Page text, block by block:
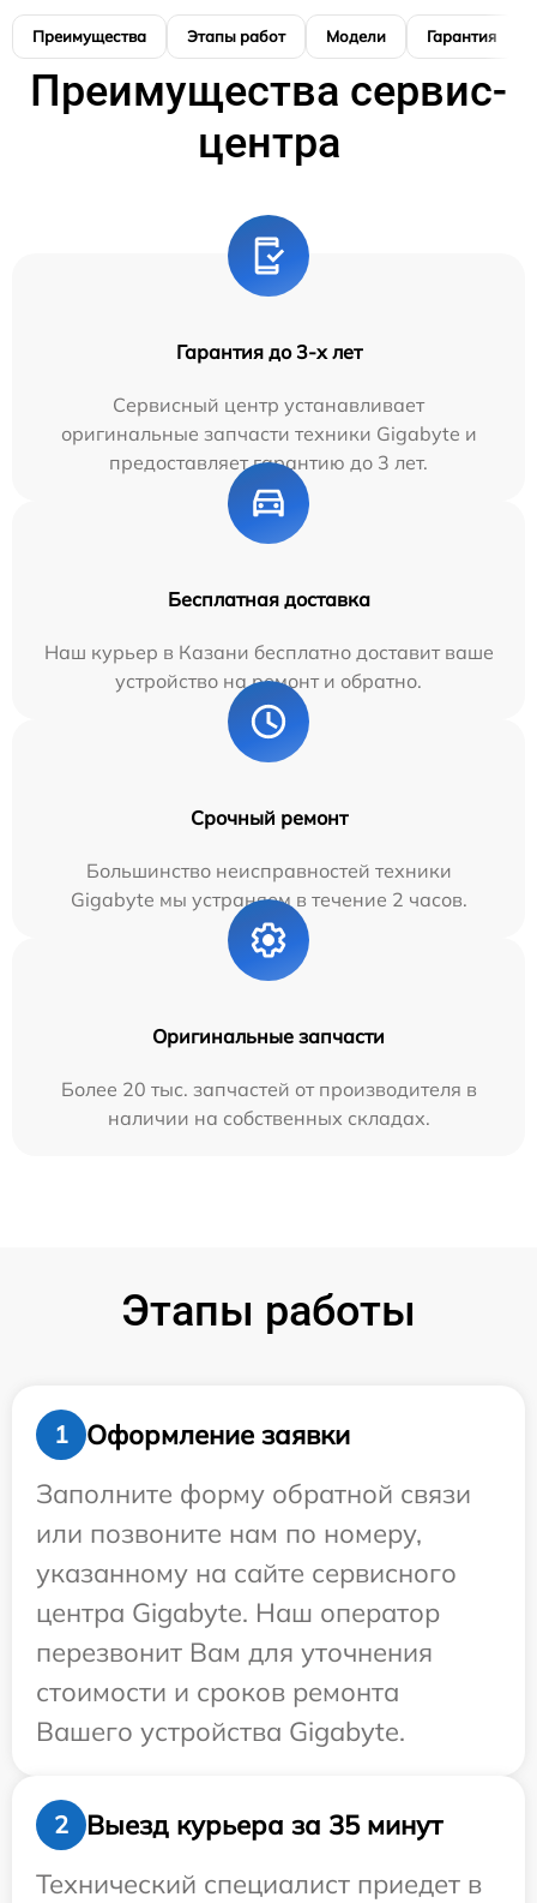
Преимущества Этапы работ Модели Гарантия
Преимущества сервис-
центра
Гарантия до 3-х лет
Сервисный центр устанавливает
оригинальные запчасти техники Gigabyte и
предоставляет гарантию до 3 лет.
Бесплатная доставка
Наш курьер в Казани бесплатно доставит ваше
устройство на ремонт и обратно.
Срочный ремонт
Большинство неисправностей техники
Gigabyte мы устраняем в течение 2 часов.
Оригинальные запчасти
Более 20 тыс. запчастей от производителя в
наличии на собственных складах.
Этапы работы
1
Оформление заявки
Заполните форму обратной связи
или позвоните нам по номеру,
указанному на сайте сервисного
центра Gigabyte. Наш оператор
перезвонит Вам для уточнения
стоимости и сроков ремонта
Вашего устройства Gigabyte.
2
Выезд курьера за 35 минут
Технический специалист приедет в